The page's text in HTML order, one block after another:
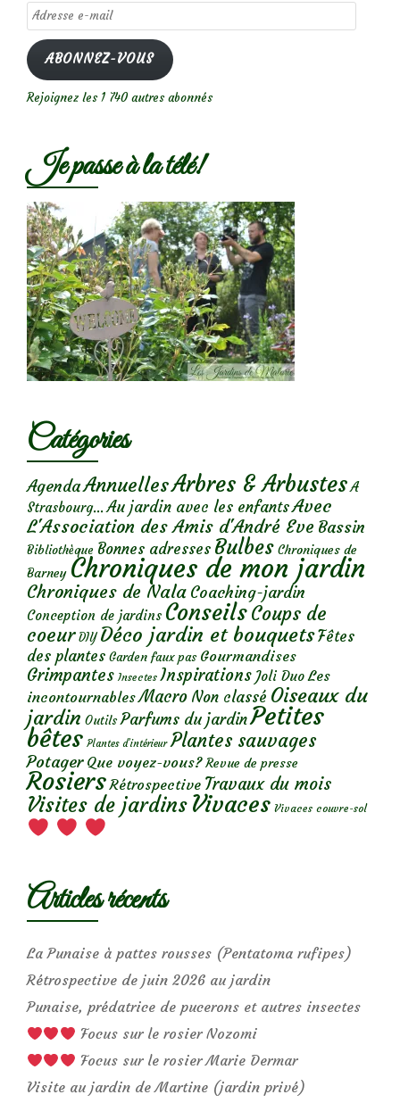
Adresse
e-
mail
ABONNEZ-VOUS
Rejoignez les 1 740 autres abonnés
Je passe à la télé!
Catégories
AgendaAnnuellesArbres & Arbustes A
Strasbourg... Au jardin avec les enfantsAvec
L'Association des Amis d'André Eve Bassin
Bibliothèque Bonnes adresses Bulbes Chroniques de
Barney Chroniques de mon jardin
Chroniques de Nala Coaching-jardin
Conception de jardins ConseilsCoups de
coeur DIY Déco jardin et bouquetsFêtes
des plantes Garden faux pas Gourmandises
Grimpantes Insectes Inspirations Joli Duo Les
incontournables Macro Non classé Oiseaux du
jardin Outils Parfums du jardinPetites
bêtes Plantes d’intérieur Plantes sauvages
Potager Que voyez-vous? Revue de presse
Rosiers Rétrospective Travaux du mois
Visites de jardins Vivaces Vivaces couvre-sol
Articles récents
La Punaise à pattes rousses (Pentatoma rufipes)
Rétrospective de juin 2026 au jardin
Punaise, prédatrice de pucerons et autres insectes
Focus sur le rosier Nozomi
Focus sur le rosier Marie Dermar
Visite au jardin de Martine (jardin privé)